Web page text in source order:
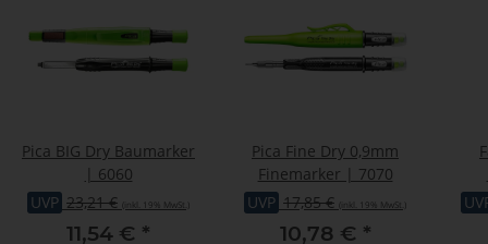
Pica BIG Dry Baumarker
| 6060
UVP 23,21 € (inkl. 19% MwSt.)
11,54 € *
Pica Fine Dry 0,9mm
Finemarker | 7070
UVP 17,85 € (inkl. 19% MwSt.)
10,78 € *